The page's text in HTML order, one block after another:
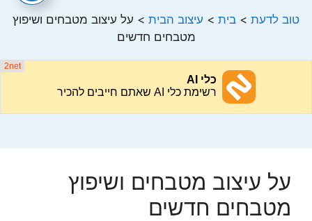
טוב לדעת > בית > עיצוב הבית > על עיצוב מטבחים ושיפוץ
מטבחים חדשים
על עיצוב מטבחים ושיפוץ
מטבחים חדשים